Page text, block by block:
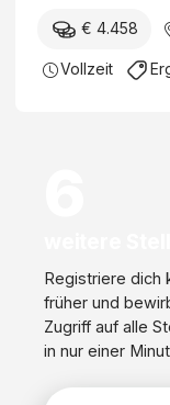
€ 4.458
Vollzeit
Registriere dich
früher und
Zugriff auf alle
in nur einer